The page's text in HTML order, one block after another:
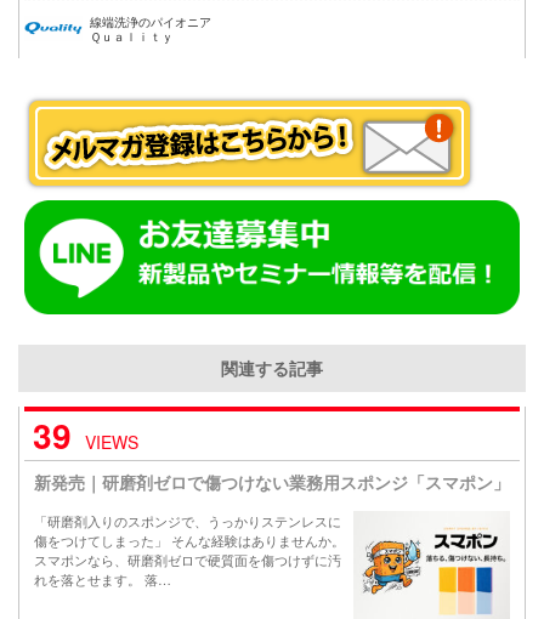
線端洗浄のパイオニア
Ｑｕａｌｉｔｙ
関連する記事
39 VIEWS
新発売｜研磨剤ゼロで傷つけない業務用スポンジ「スマポン」
「研磨剤入りのスポンジで、うっかりステンレスに
傷をつけてしまった」 そんな経験はありませんか。
スマポンなら、研磨剤ゼロで硬質面を傷つけずに汚
れを落とせます。 落…